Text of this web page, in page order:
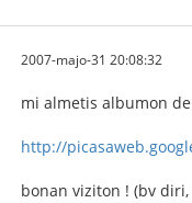
2007-majo-31 20:08:32
mi almetis albumon
http://
bonan viziton ! (bv